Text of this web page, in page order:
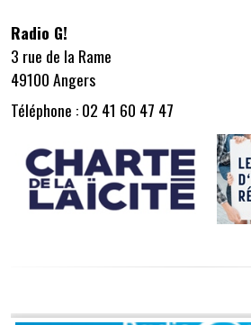
Radio G!
3 rue de la Rame
49100 Angers
Téléphone : 02 41 60 47 47